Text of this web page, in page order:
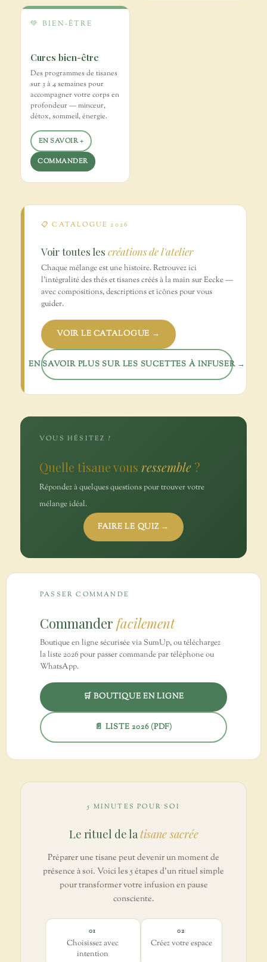
💚 BIEN-ÊTRE
Cures bien-être
Des programmes de tisanes
sur 3 à 4 semaines pour
accompagner votre corps en
profondeur — minceur,
détox, sommeil, énergie.
EN SAVOIR +
COMMANDER
📋 CATALOGUE 2026
Voir toutes les créations de l'atelier
Chaque mélange est une histoire. Retrouvez ici
l'intégralité des thés et tisanes créés à la main sur Eecke —
avec compositions, descriptions et icônes pour vous
guider.
VOIR LE CATALOGUE →
EN SAVOIR PLUS SUR LES SUCETTES À INFUSER →
VOUS HÉSITEZ ?
Quelle tisane vous ressemble ?
Répondez à quelques questions pour trouver votre
mélange idéal.
FAIRE LE QUIZ →
PASSER COMMANDE
Commander facilement
Boutique en ligne sécurisée via SumUp, ou téléchargez
la liste 2026 pour passer commande par téléphone ou
WhatsApp.
🛒 BOUTIQUE EN LIGNE
📄 LISTE 2026 (PDF)
5 MINUTES POUR SOI
Le rituel de latisane sacrée
Préparer une tisane peut devenir un moment de
présence à soi. Voici les 5 étapes d'un rituel simple
pour transformer votre infusion en pause
consciente.
01
Choisissez avec
intention
02
Créez votre espace